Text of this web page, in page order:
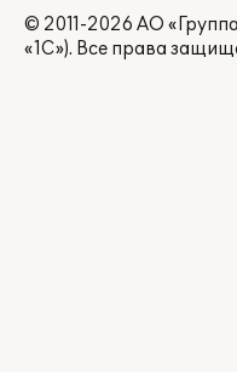
© 2011-2026 АО
«1С»). Все права